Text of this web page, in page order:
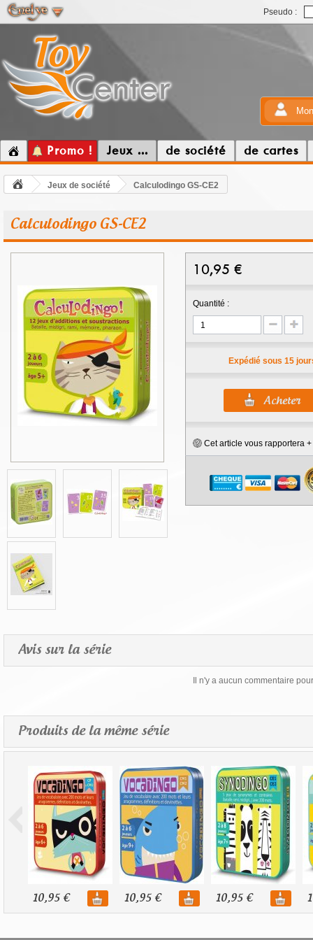
Pseudo :
Promo ! Jeux ... de société de cartes
Jeux de société Calculodingo GS-CE2
Calculodingo GS-CE2
10,95 €
Quantité :
Expédié sous 15
Cet article vous rapportera +
Avis sur la série
Il n'y a aucun commentaire
Produits de la même série
10,95 € 10,95 € 10,95 €